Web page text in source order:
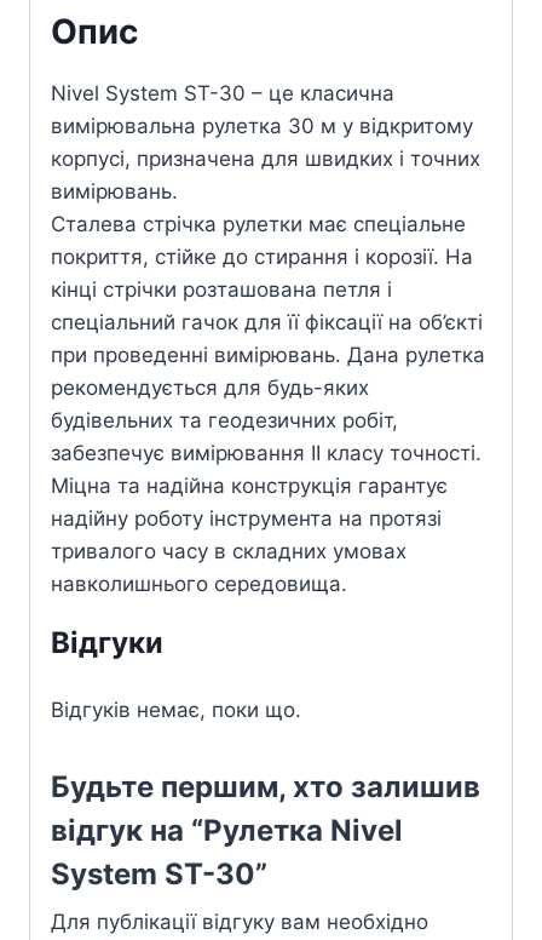
Опис
Nivel System ST-30 – це класична
вимірювальна рулетка 30 м у відкритому
корпусі, призначена для швидких і точних
вимірювань.
Сталева стрічка рулетки має спеціальне
покриття, стійке до стирання і корозії. На
кінці стрічки розташована петля і
спеціальний гачок для її фіксації на об’єкті
при проведенні вимірювань. Дана рулетка
рекомендується для будь-яких
будівельних та геодезичних робіт,
забезпечує вимірювання II класу точності.
Міцна та надійна конструкція гарантує
надійну роботу інструмента на протязі
тривалого часу в складних умовах
навколишнього середовища.
Відгуки
Відгуків немає, поки що.
Будьте першим, хто залишив
відгук на “Рулетка Nivel
System ST-30”
Для публікації відгуку вам необхідно